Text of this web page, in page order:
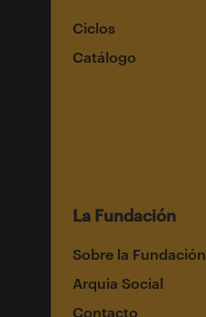
Ciclos
Catálogo
La Fundación
Sobre la Fundación
Arquia Social
Contacto